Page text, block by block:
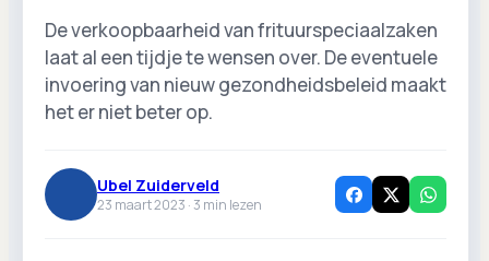
De verkoopbaarheid van frituurspeciaalzaken
laat al een tijdje te wensen over. De eventuele
invoering van nieuw gezondheidsbeleid maakt
het er niet beter op.
Ubel Zuiderveld
23 maart 2023 ·3 min lezen